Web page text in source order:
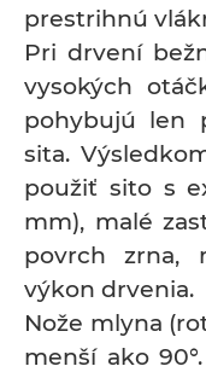
prestrihnú
Pri drvení
vysokých
pohybujú len
sita.
použiť sito s
mm), malé
povrch zrna,
výkon drvenia.
Nože mlyna
menší ako